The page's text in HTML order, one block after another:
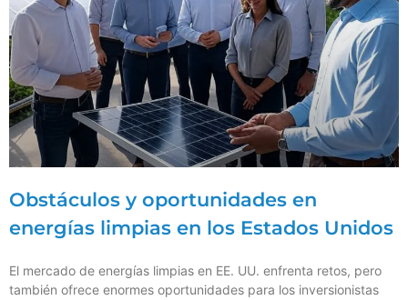
Obstáculos y oportunidades en
energías limpias en los Estados Unidos
El mercado de energías limpias en EE. UU. enfrenta retos, pero
también ofrece enormes oportunidades para los inversionistas